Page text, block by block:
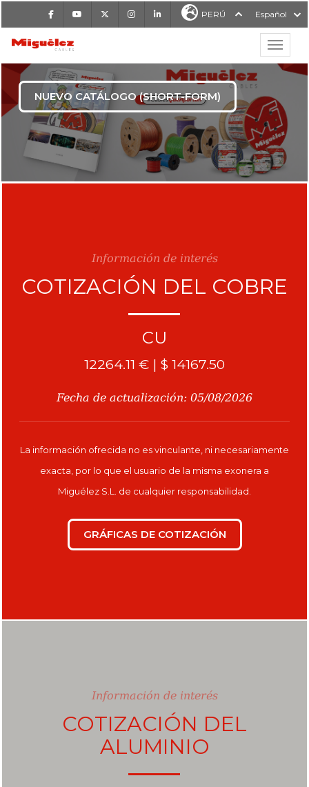
FacebookYoutube InstagramLinkedIn PERÚ Español
FABRICANTE DE
NUEVO CATÁLOGO (SHORT-FORM)
Información de interés
COTIZACIÓN DEL COBRE
CU
12264.11 € | $ 14167.50
Fecha de actualización: 05/08/2026
La información ofrecida no es vinculante, ni necesariamente
exacta, por lo que el usuario de la misma exonera a
Miguélez S.L. de cualquier responsabilidad.
GRÁFICAS DE COTIZACIÓN
Información de interés
COTIZACIÓN DEL
ALUMINIO